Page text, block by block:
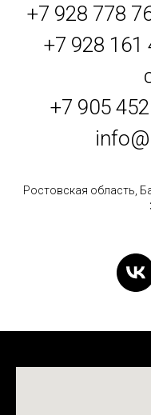
+7 928 778
+7 928 161
+7 905
Ростовская область,